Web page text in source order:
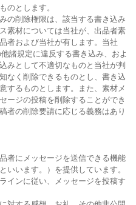
のとします。
の削除権限は、該当する書き込み
素材については当社が、出品者素
者および当社が有します。当社
諸規定に違反する書き込み、およ
みとして不適切なものと当社が判
なく削除できるものとし、書き込
するものとします。また、素材メ
ージの投稿を削除することができ
者の削除要請に応じる義務はあり
者にメッセージを送信できる機能
いいます。）を提供しています。
インに従い、メッセージを投稿す